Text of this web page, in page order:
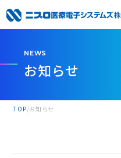
NEWS
お知らせ
TOP お知らせ